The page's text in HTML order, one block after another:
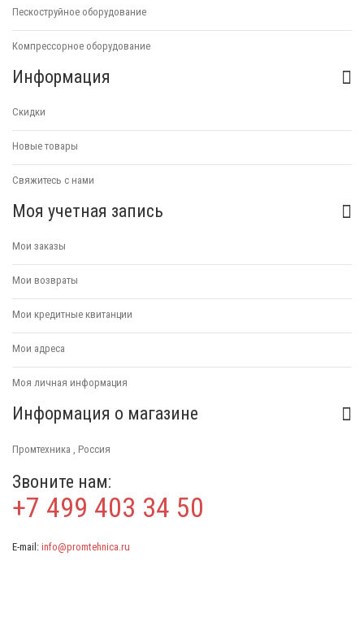
Пескоструйное оборудование
Компрессорное оборудование
Информация
Скидки
Новые товары
Свяжитесь с нами
Моя учетная запись
Мои заказы
Мои возвраты
Мои кредитные квитанции
Мои адреса
Моя личная информация
Информация о магазине
Промтехника , Россия
Звоните нам:
+7 499 403 34 50
E-mail: info@promtehnica.ru